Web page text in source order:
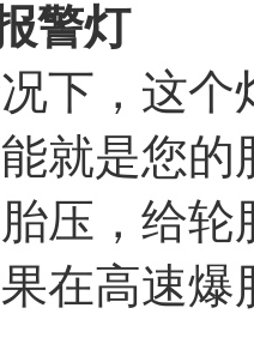
警灯
下，这
就是您的
压，给
在高速